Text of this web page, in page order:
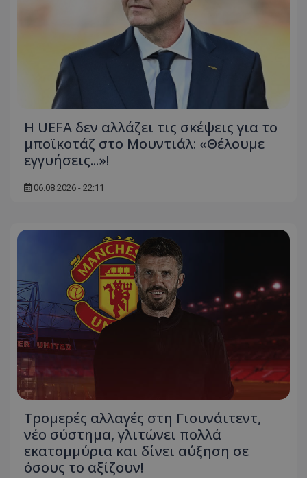
Η UEFA δεν αλλάζει τις σκέψεις για το
μποϊκοτάζ στο Μουντιάλ: «Θέλουμε
εγγυήσεις...»!
06.08.2026 - 22:11
Τρομερές αλλαγές στη Γιουνάιτεντ,
νέο σύστημα, γλιτώνει πολλά
εκατομμύρια και δίνει αύξηση σε
όσους το αξίζουν!